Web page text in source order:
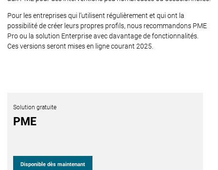
Pour les entreprises qui l’utilisent régulièrement et qui ont la
possibilité de créer leurs propres profils, nous recommandons PME
Pro ou la solution Enterprise avec davantage de fonctionnalités.
Ces versions seront mises en ligne courant 2025.
Solution gratuite
PME
Disponible dès maintenant